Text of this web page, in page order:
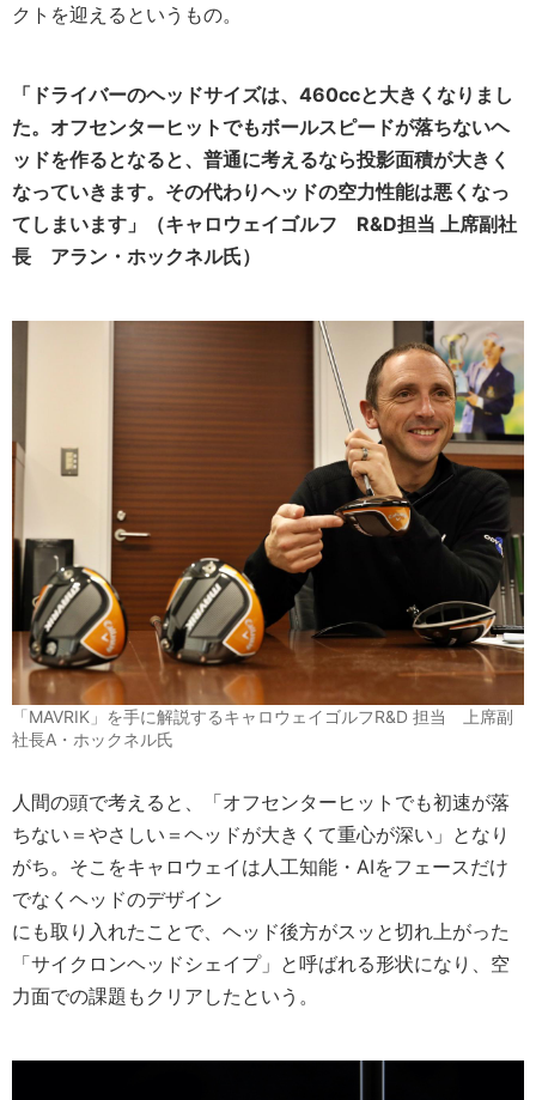
クトを迎えるというもの。
「ドライバーのヘッドサイズは、460ccと大きくなりまし
た。オフセンターヒットでもボールスピードが落ちないヘ
ッドを作るとなると、普通に考えるなら投影面積が大きく
なっていきます。その代わりヘッドの空力性能は悪くなっ
てしまいます」（キャロウェイゴルフ R&D担当 上席副社
長 アラン・ホックネル氏）
「MAVRIK」を手に解説するキャロウェイゴルフR&D 担当 上席副
社長A・ホックネル氏
人間の頭で考えると、「オフセンターヒットでも初速が落
ちない＝やさしい＝ヘッドが大きくて重心が深い」となり
がち。そこをキャロウェイは人工知能・AIをフェースだけ
でなくヘッドのデザイン
にも取り入れたことで、ヘッド後方がスッと切れ上がった
「サイクロンヘッドシェイプ」と呼ばれる形状になり、空
力面での課題もクリアしたという。